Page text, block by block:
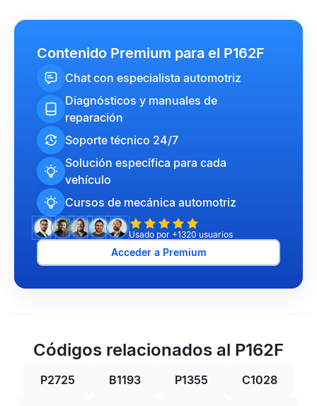
Contenido Premium para el P162F
Chat con especialista automotriz
Diagnósticos y manuales de
reparación
Soporte técnico 24/7
Solución específica para cada
vehículo
Cursos de mecánica automotriz
Usado por +1320 usuarios
Acceder a Premium
Códigos relacionados al P162F
P2725 B1193 P1355 C1028